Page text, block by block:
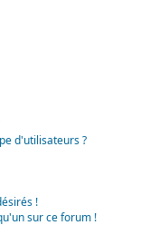
d'utilisateurs ?
!
sur ce forum !